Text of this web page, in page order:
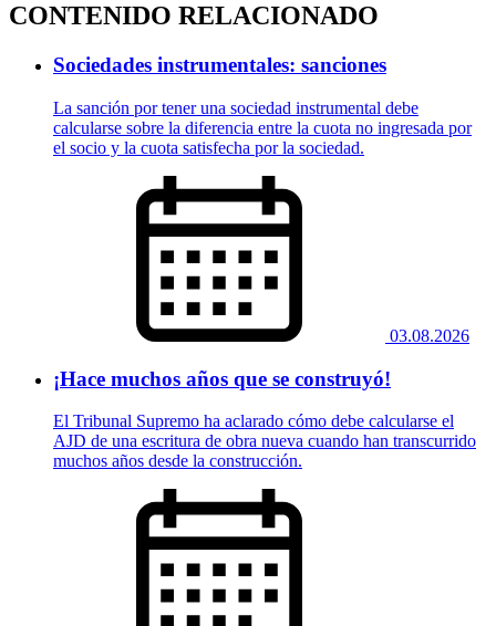
CONTENIDO RELACIONADO
Sociedades instrumentales: sanciones
La sanción por tener una sociedad instrumental debe
calcularse sobre la diferencia entre la cuota no ingresada por
el socio y la cuota satisfecha por la sociedad.
03.08.2026
¡Hace muchos años que se construyó!
El Tribunal Supremo ha aclarado cómo debe calcularse el
AJD de una escritura de obra nueva cuando han transcurrido
muchos años desde la construcción.